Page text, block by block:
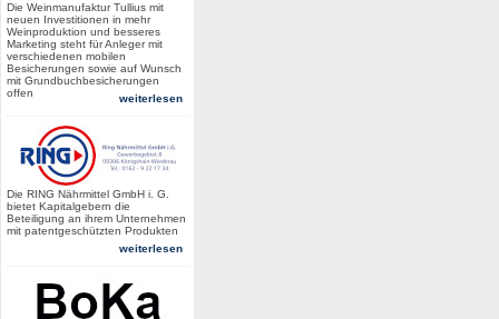
Die Weinmanufaktur Tullius mit
neuen Investitionen in mehr
Weinproduktion und besseres
Marketing steht für Anleger mit
verschiedenen mobilen
Besicherungen sowie auf Wunsch
mit Grundbuchbesicherungen
offen
weiterlesen
Die RING Nährmittel GmbH i. G.
bietet Kapitalgebern die
Beteiligung an ihrem Unternehmen
mit patentgeschützten Produkten
weiterlesen